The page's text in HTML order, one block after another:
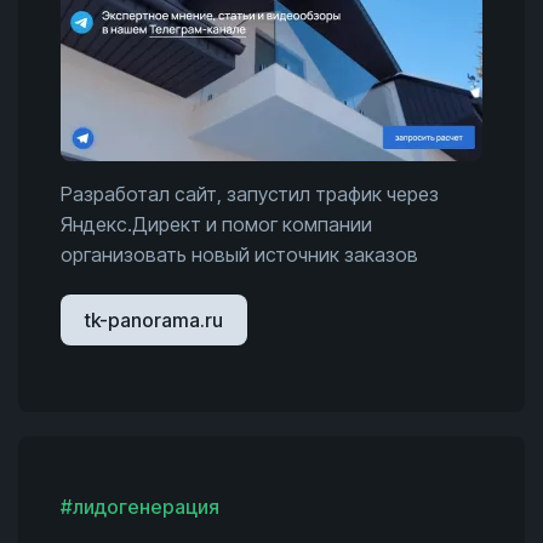
Разработал сайт, запустил трафик через
Яндекс.Директ и помог компании
организовать новый источник заказов
tk-panorama.ru
#лидогенерация